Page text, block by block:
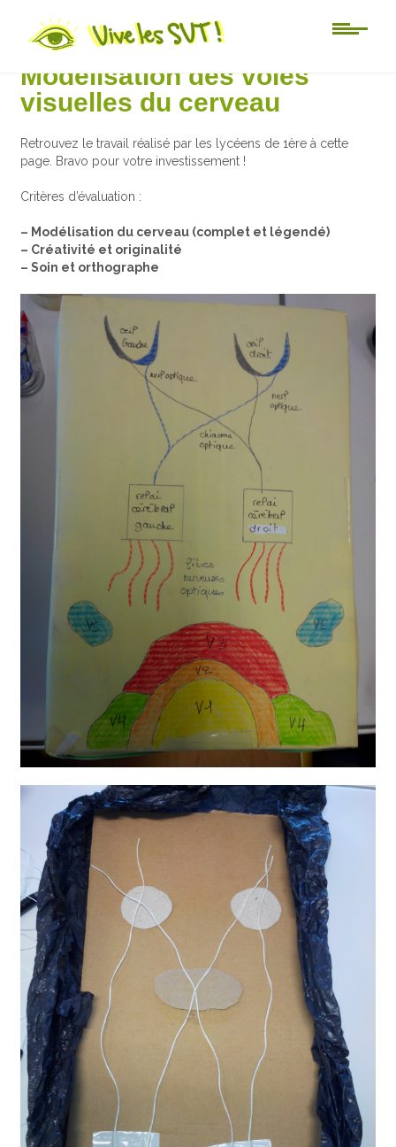
Au jour le jour
Modélisation des voies
visuelles du cerveau
Retrouvez le travail réalisé par les lycéens de 1ère à cette
page. Bravo pour votre investissement !
Critères d’évaluation :
– Modélisation du cerveau (complet et légendé)
– Créativité et originalité
– Soin et orthographe